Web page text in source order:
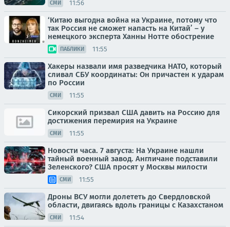
СМИ 11:56
‘Китаю выгодна война на Украине, потому что
так Россия не сможет напасть на Китай’ – у
немецкого эксперта Ханны Нотте обострение
ПАБЛИКИ 11:55
Хакеры назвали имя разведчика НАТО, который
сливал СБУ координаты: Он причастен к ударам
по России
СМИ 11:55
Сикорский призвал США давить на Россию для
достижения перемирия на Украине
СМИ 11:55
Новости часа. 7 августа: На Украине нашли
тайный военный завод. Англичане подставили
Зеленского? США просят у Москвы милости
СМИ 11:55
Дроны ВСУ могли долететь до Свердловской
области, двигаясь вдоль границы с Казахстаном
СМИ 11:54